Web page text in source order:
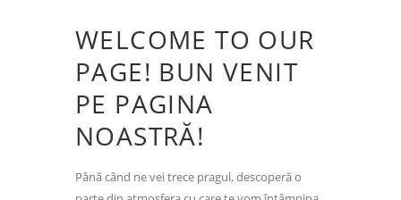
WELCOME TO OUR
PAGE! BUN VENIT
PE PAGINA
NOASTRĂ!
Până când ne vei trece pragul, descoperă o